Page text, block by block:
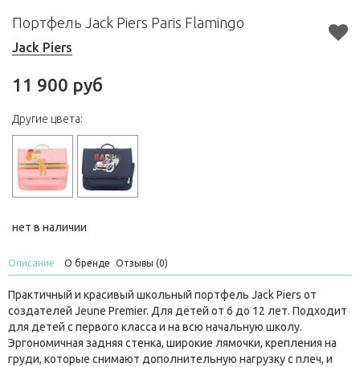
Портфель Jack Piers Paris Flamingo
Jack Piers
11 900 руб
Другие цвета:
нет в наличии
Описание О бренде Отзывы (0)
Практичный и красивый школьный портфель Jack Piers от
создателей Jeune Premier. Для детей от 6 до 12 лет. Подходит
для детей с первого класса и на всю начальную школу.
Эргономичная задняя стенка, широкие лямочки, крепления на
груди, которые снимают дополнительную нагрузку с плеч, и